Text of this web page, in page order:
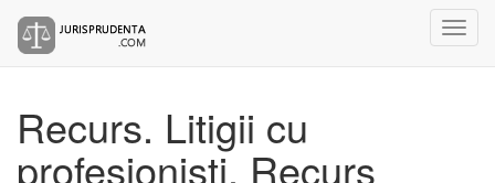
Recurs. Litigii cu
profesioniști. Recurs